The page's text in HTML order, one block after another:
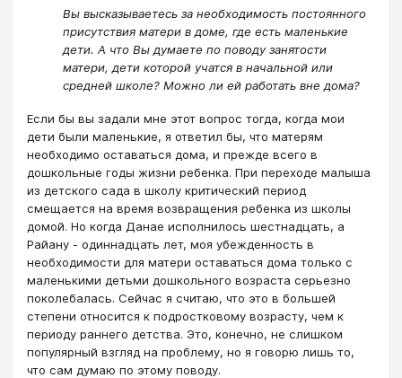
Вы высказываетесь за необходимость постоянного
присутствия матери в доме, где есть маленькие
дети. А что Вы думаете по поводу занятости
матери, дети которой учатся в начальной или
средней школе? Можно ли ей работать вне дома?
Если бы вы задали мне этот вопрос тогда, когда мои
дети были маленькие, я ответил бы, что матерям
необходимо оставаться дома, и прежде всего в
дошкольные годы жизни ребенка. При переходе малыша
из детского сада в школу критический период
смещается на время возвращения ребенка из школы
домой. Но когда Данае исполнилось шестнадцать, а
Райану - одиннадцать лет, моя убежденность в
необходимости для матери оставаться дома только с
маленькими детьми дошкольного возраста серьезно
поколебалась. Сейчас я считаю, что это в большей
степени относится к подростковому возрасту, чем к
периоду раннего детства. Это, конечно, не слишком
популярный взгляд на проблему, но я говорю лишь то,
что сам думаю по этому поводу.